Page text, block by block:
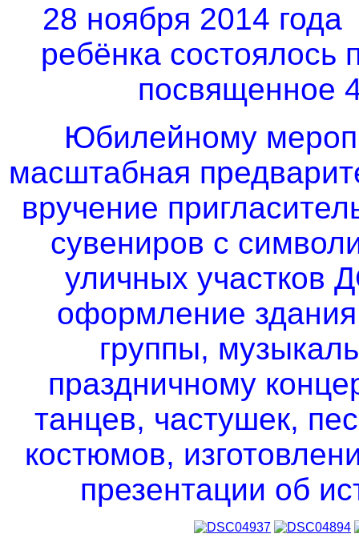
28 ноября 2014
ребёнка состоялось
посвященное
Юбилейному
масштабная
вручение
сувениров с
уличных участков
оформление
группы,
праздничному
танцев, частушек,
костюмов,
презентации об